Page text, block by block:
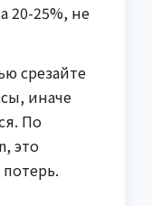
20-25%, не
срезайте
иначе
По
это